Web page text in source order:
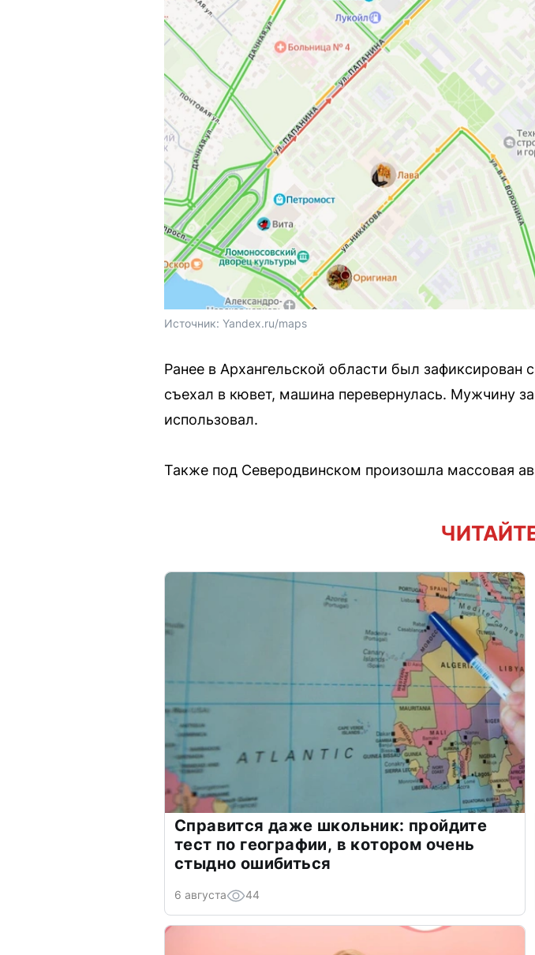
Источник: Yandex.ru/maps
Ранее в Архангельской области был зафиксирован
съехал в кювет, машина перевернулась. Мужчину
использовал.
Также под Северодвинском произошла массовая
Справится даже школьник: пройдите
тест по географии, в котором очень
стыдно ошибиться
6 августа 44